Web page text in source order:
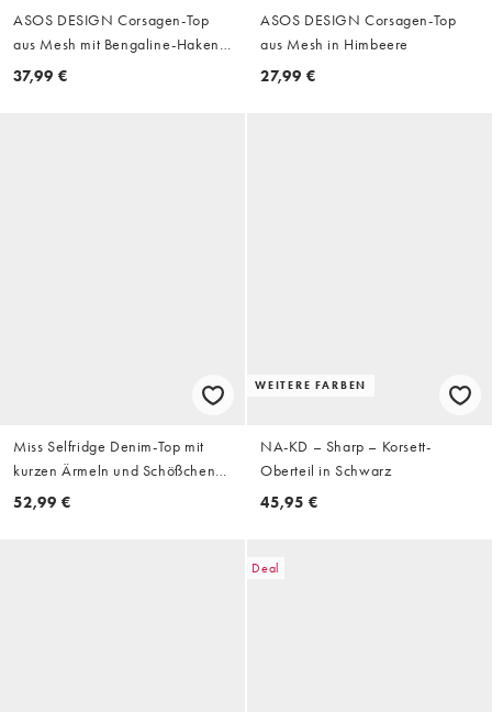
ASOS DESIGN Corsagen-Top
aus Mesh mit Bengaline-Haken-
und Ösenverschluss in Braun
37,99 €
ASOS DESIGN Corsagen-Top
aus Mesh in Himbeere
27,99 €
Miss Selfridge Denim-Top mit
kurzen Ärmeln und Schößchen
im Set in Cremeweiß
52,99 €
WEITERE FARBEN
NA-KD – Sharp – Korsett-
Oberteil in Schwarz
45,95 €
Deal